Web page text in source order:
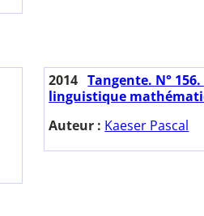
2014 Tangente. N° 156.
linguistique
Auteur : Kaeser Pascal